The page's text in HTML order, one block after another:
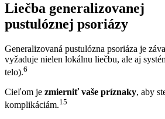
Liečba generalizovanej
pustulóznej psoriázy
Generalizovaná pustulózna psoriáza je
vyžaduje nielen lokálnu liečbu, ale aj
telo).6
Cieľom je zmierniť vaše príznaky, aby
komplikáciám.15